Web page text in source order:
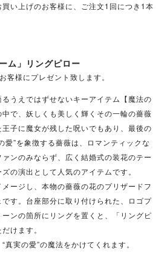
い上げのお客様に、ご注文1回につき1本
ム」リングピロー
客様にプレゼント致します。
るうえではずせないキーアイテム【魔法の
で、妖しくも美しく輝くその一輪の薔薇
子に魔女が残した呪いでもあり、最後の
愛”を象徴する薔薇は、ロマンティックな
ンのみならず、広く結婚式の装花のテー
の演出として人気のアイテムです。
ージし、本物の薔薇の花のプリザードフ
す。台座部分に取り付けられた、ロゴプ
ンの箇所にリングを置くと、「リングピ
けます。
実の愛”の魔法をかけてくれます。